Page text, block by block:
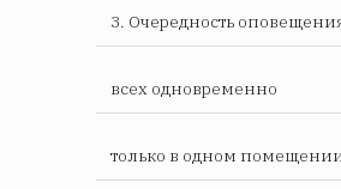
3. Очередность
всех одновременно
только в одном